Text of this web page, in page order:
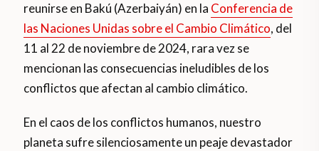
reunirse en Bakú (Azerbaiyán) en la Conferencia de
las Naciones Unidas sobre el Cambio Climático, del
11 al 22 de noviembre de 2024, rara vez se
mencionan las consecuencias ineludibles de los
conflictos que afectan al cambio climático.
En el caos de los conflictos humanos, nuestro
planeta sufre silenciosamente un peaje devastador